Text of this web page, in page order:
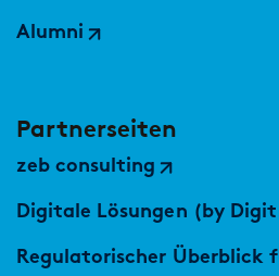
Alumni
Partnerseiten
zeb consulting
Digitale Lösungen (by Digital Services Hub)
Regulatorischer Überblick für die EU